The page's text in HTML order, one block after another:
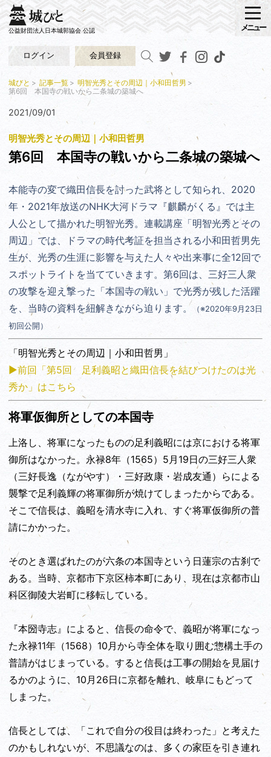
公益財団法人日本城郭協会 公認
ログイン 会員登録
メニュー
城びと 記事一覧
明智光秀とその周辺｜小和田哲男
第6回 本国寺の戦いから二条城の築城へ
2021/09/01
明智光秀とその周辺｜小和田哲男
第6回 本国寺の戦いから二条城の築城へ
本能寺の変で織田信長を討った武将として知られ、2020
年・2021年放送のNHK大河ドラマ『麒麟がくる』では主
人公として描かれた明智光秀。連載講座「明智光秀とその
周辺」では、ドラマの時代考証を担当される小和田哲男先
生が、光秀の生涯に影響を与えた人々や出来事に全12回で
スポットライトを当てていきます。第6回は、三好三人衆
の攻撃を迎え撃った「本国寺の戦い」で光秀が残した活躍
を、当時の資料を紐解きながら迫ります。
（※2020年9月23日
初回公開）
「明智光秀とその周辺｜小和田哲男」
▶︎前回「第5回 足利義昭と織田信長を結びつけたのは光
秀か」はこちら
将軍仮御所としての本国寺
上洛し、将軍になったものの足利義昭には京における将軍
御所はなかった。永禄8年（1565）5月19日の三好三人衆
（三好長逸（ながやす）・三好政康・岩成友通）らによる
襲撃で足利義輝の将軍御所が焼けてしまったからである。
そこで信長は、義昭を清水寺に入れ、すぐ将軍仮御所の普
請にかかった。
そのとき選ばれたのが六条の本国寺という日蓮宗の古刹で
ある。当時、京都市下京区柿本町にあり、現在は京都市山
科区御陵大岩町に移転している。
『本圀寺志』によると、信長の命令で、義昭が将軍になっ
た永禄11年（1568）10月から寺全体を取り囲む惣構土手の
普請がはじまっている。すると信長は工事の開始を見届け
るかのように、10月26日に京都を離れ、岐阜にもどって
しまった。
信長としては、「これで自分の役目は終わった」と考えた
のかもしれないが、不思議なのは、多くの家臣を引き連れ